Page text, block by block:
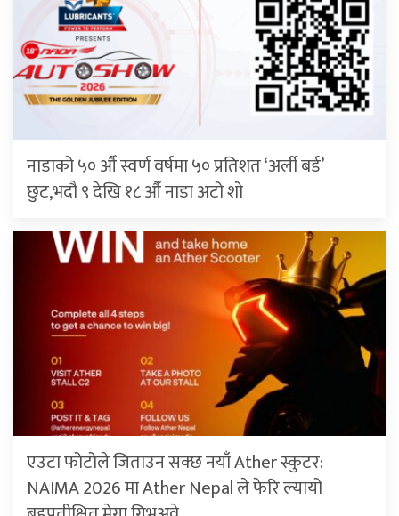
नाडाको ५० औँ स्वर्ण वर्षमा ५० प्रतिशत ‘अर्ली बर्ड’
छुट,भदौ ९ देखि १८ औँ नाडा अटो शो
एउटा फोटोले जिताउन सक्छ नयाँ Ather स्कुटर:
NAIMA 2026 मा Ather Nepal ले फेरि ल्यायो